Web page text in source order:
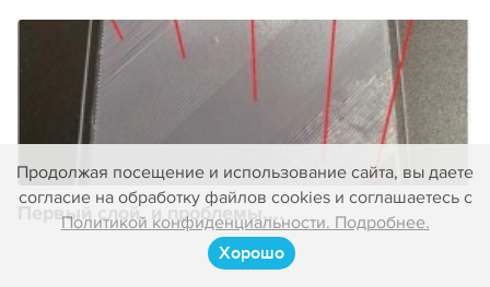
Продолжая посещение и использование сайта, вы даете
согласие на обработку файлов cookies и соглашаетесь с
Политикой конфиденциальности. Подробнее.
Хорошо
Первый слой, и проблемы....